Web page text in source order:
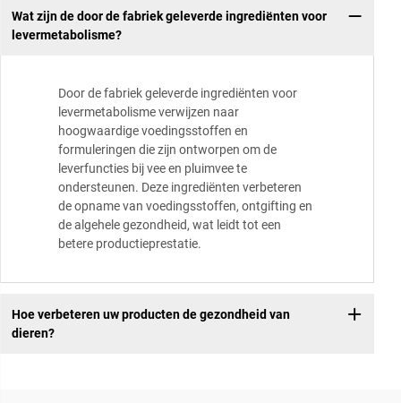
Wat zijn de door de fabriek geleverde ingrediënten voor
levermetabolisme?
Door de fabriek geleverde ingrediënten voor
levermetabolisme verwijzen naar
hoogwaardige voedingsstoffen en
formuleringen die zijn ontworpen om de
leverfuncties bij vee en pluimvee te
ondersteunen. Deze ingrediënten verbeteren
de opname van voedingsstoffen, ontgifting en
de algehele gezondheid, wat leidt tot een
betere productieprestatie.
Hoe verbeteren uw producten de gezondheid van
dieren?